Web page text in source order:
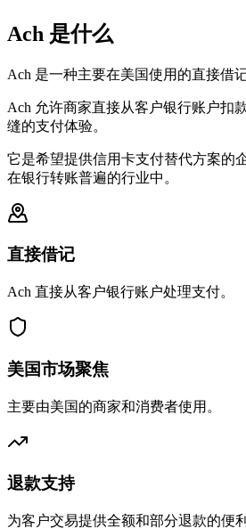
Ach 是什么
Ach 是一种主要在美国使用的直接借
Ach 允许商家直接从客户银行账户扣
缝的支付体验。
它是希望提供信用卡支付替代方案的
在银行转账普遍的行业中。
直接借记
Ach 直接从客户银行账户处理支付。
美国市场聚焦
主要由美国的商家和消费者使用。
退款支持
为客户交易提供全额和部分退款的便利